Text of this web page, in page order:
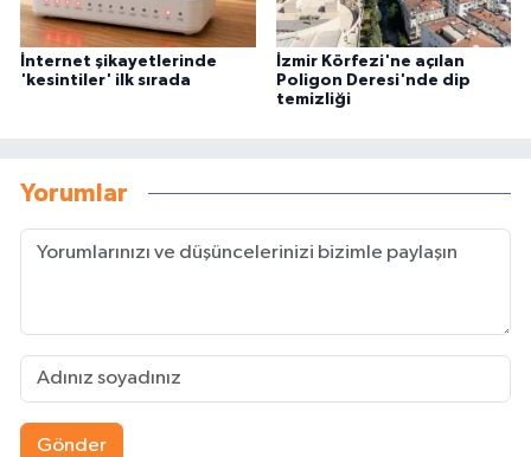
İnternet şikayetlerinde
'kesintiler' ilk sırada
İzmir Körfezi'ne açılan
Poligon Deresi'nde dip
temizliği
Yorumlar
Gönder